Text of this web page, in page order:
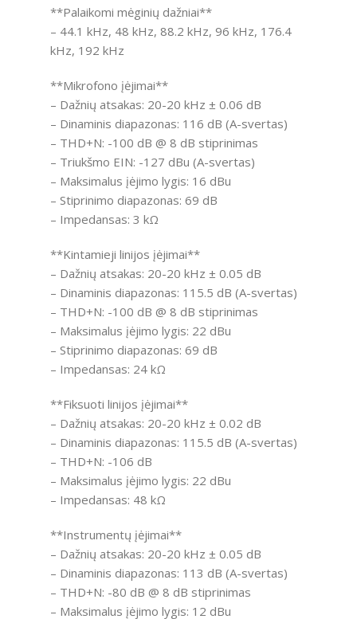
**Palaikomi mėginių dažniai**
– 44.1 kHz, 48 kHz, 88.2 kHz, 96 kHz, 176.4
kHz, 192 kHz
**Mikrofono įėjimai**
– Dažnių atsakas: 20-20 kHz ± 0.06 dB
– Dinaminis diapazonas: 116 dB (A-svertas)
– THD+N: -100 dB @ 8 dB stiprinimas
– Triukšmo EIN: -127 dBu (A-svertas)
– Maksimalus įėjimo lygis: 16 dBu
– Stiprinimo diapazonas: 69 dB
– Impedansas: 3 kΩ
**Kintamieji linijos įėjimai**
– Dažnių atsakas: 20-20 kHz ± 0.05 dB
– Dinaminis diapazonas: 115.5 dB (A-svertas)
– THD+N: -100 dB @ 8 dB stiprinimas
– Maksimalus įėjimo lygis: 22 dBu
– Stiprinimo diapazonas: 69 dB
– Impedansas: 24 kΩ
**Fiksuoti linijos įėjimai**
– Dažnių atsakas: 20-20 kHz ± 0.02 dB
– Dinaminis diapazonas: 115.5 dB (A-svertas)
– THD+N: -106 dB
– Maksimalus įėjimo lygis: 22 dBu
– Impedansas: 48 kΩ
**Instrumentų įėjimai**
– Dažnių atsakas: 20-20 kHz ± 0.05 dB
– Dinaminis diapazonas: 113 dB (A-svertas)
– THD+N: -80 dB @ 8 dB stiprinimas
– Maksimalus įėjimo lygis: 12 dBu